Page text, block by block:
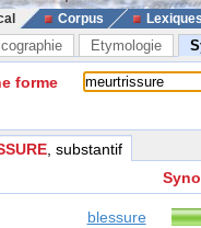
Corpus
Etymologie
forme
, substantif
blessure